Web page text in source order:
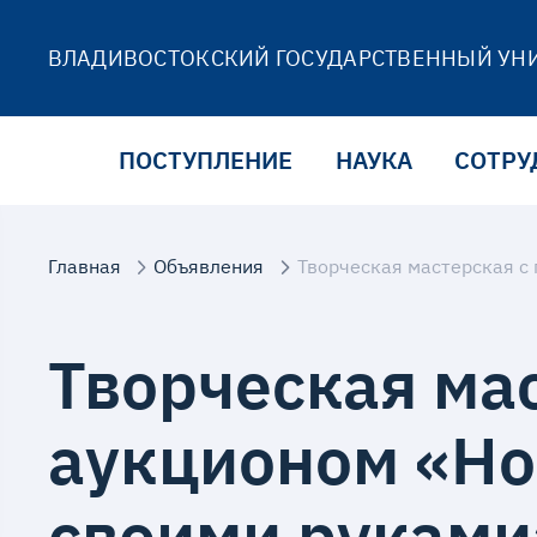
ВЛАДИВОСТОКСКИЙ ГОСУДАРСТВЕННЫЙ
ПОСТУПЛЕНИЕ НАУКА
Главная Объявления Творческая мастерская
Творческая
аукционом